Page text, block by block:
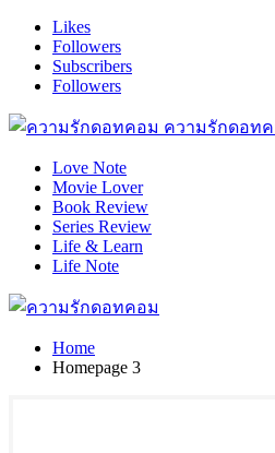
Likes
Followers
Subscribers
Followers
ความรักดอทค
Love Note
Movie Lover
Book Review
Series Review
Life & Learn
Life Note
Home
Homepage 3